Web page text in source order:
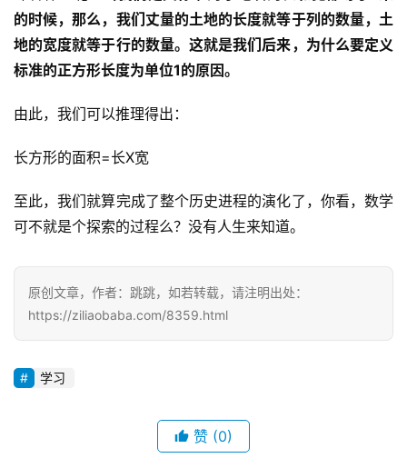
的时候，那么，我们丈量的土地的长度就等于列的数量，土
地的宽度就等于行的数量。这就是我们后来，为什么要定义
标准的正方形长度为单位1的原因。
由此，我们可以推理得出：
长方形的面积=长X宽
至此，我们就算完成了整个历史进程的演化了，你看，数学
可不就是个探索的过程么？没有人生来知道。
原创文章，作者：跳跳，如若转载，请注明出处：
https://ziliaobaba.com/8359.html
学习
赞 (0)